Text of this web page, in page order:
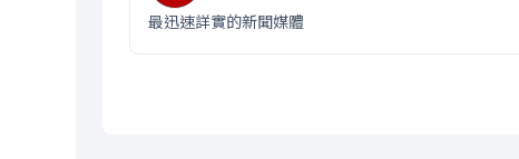
最迅速詳實的新聞媒體